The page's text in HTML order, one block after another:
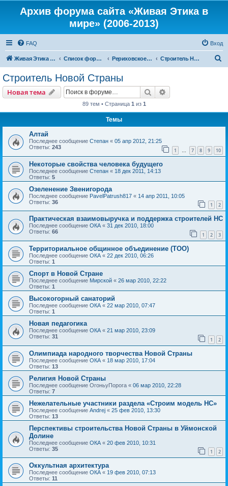
Архив форума сайта «Живая Этика в
мире» (2006-2013)
FAQ Вход
Живая Этика в мире Список форумов Рериховское Движение Строитель Новой Страны
Строитель Новой Страны
Новая тема Поиск
89 тем • Страница 1 из 1
Темы
Алтай
Последнее сообщение Степан « 05 апр 2012, 21:25
Ответы: 243 1 … 7 8 9 10
Некоторые свойства человека будущего
Последнее сообщение Степан « 18 дек 2011, 14:13
Ответы: 5
Озеленение Звенигорода
Последнее сообщение PavelPatrush817 « 14 апр 2011, 10:05
Ответы: 36 1 2
Практическая взаимовыручка и поддержка строителей НС
Последнее сообщение ОКА « 31 дек 2010, 18:00
Ответы: 66 1 2 3
Территориальное общинное объединение (ТОО)
Последнее сообщение ОКА « 22 дек 2010, 06:26
Ответы: 1
Спорт в Новой Стране
Последнее сообщение Мирской « 26 мар 2010, 22:22
Ответы: 1
Высокогорный санаторий
Последнее сообщение ОКА « 22 мар 2010, 07:47
Ответы: 1
Новая педагогика
Последнее сообщение ОКА « 21 мар 2010, 23:09
Ответы: 31 1 2
Олимпиада народного творчества Новой Страны
Последнее сообщение ОКА « 18 мар 2010, 17:04
Ответы: 13
Религия Новой Страны
Последнее сообщение ОгоньуПорога « 06 мар 2010, 22:28
Ответы: 7
Нежелательные участники раздела «Строим модель НС»
Последнее сообщение Andrej « 25 фев 2010, 13:30
Ответы: 13
Перспективы строительства Новой Страны в Уймонской
Долине
Последнее сообщение ОКА « 20 фев 2010, 10:31
Ответы: 35 1 2
Оккультная архитектура
Последнее сообщение ОКА « 19 фев 2010, 07:13
Ответы: 11